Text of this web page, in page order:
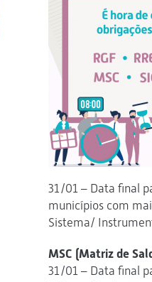
31/01 – Data final
municípios com
Sistema/
MSC (Matriz de
31/01 – Data final